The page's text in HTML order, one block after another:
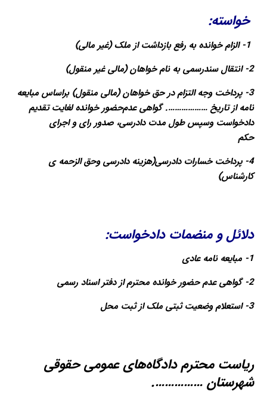
خواسته:
1- الزام خوانده به رفع بازداشت از ملک (غیر مالی)
2- انتقال سندرسمی به نام خواهان (مالی غیر منقول)
3- پرداخت وجه التزام در حق خواهان (مالی منقول) براساس مبایعه
نامه از تاریخ ………………. گواهی عدم‌حضور خوانده لغایت تقدیم
دادخواست وسپس طول مدت دادرسی، صدور رای و اجرای
حکم
4- پرداخت خسارات دادرسی(هزینه دادرسی وحق الزحمه ی
کارشناس)
دلائل و منضمات دادخواست:
1- مبایعه ‌نامه عادی
2- گواهی عدم حضور خوانده محترم از دفتر اسناد رسمی
3- استعلام وضعیت ثبتی ملک از ثبت محل
ریاست محترم دادگاه‌های عمومی حقوقی
شهرستان …………….